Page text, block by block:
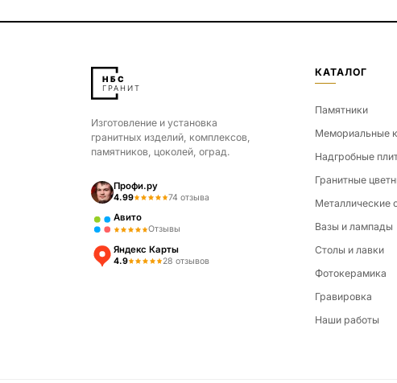
Изготовление и установка
гранитных изделий, комплексов,
памятников, цоколей, оград.
Профи.ру
4.99 74 отзыва
Авито
Отзывы
Яндекс Карты
4.9 28 отзывов
КАТАЛОГ
Памятники
Мемориальные
Надгробные
Гранитные
Металлические
Вазы и лампады
Столы и лавки
Фотокерамика
Гравировка
Наши работы